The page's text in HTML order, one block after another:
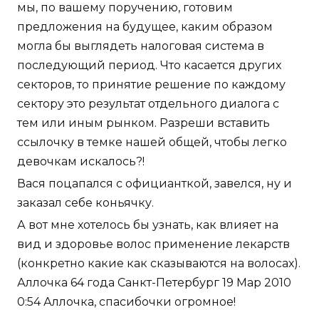
мы, по вашему поручению, готовим
предложения на будущее, каким образом
могла бы выглядеть налоговая система в
последующий период. Что касается других
секторов, то принятие решение по каждому
сектору это результат отдельного диалога с
тем или иным рынком. Разреши вставить
ссылочку в темке нашей общей, чтобы легко
девочкам искалось?!
Вася поцапался с официанткой, завелся, ну и
заказал себе коньячку.
А вот мне хотелось бы узнать, как влияет на
вид и здоровье волос применение лекарств
(конкретно какие как сказываются на волосах).
Аллочка 64 года Санкт-Петербург 19 Мар 2010
0:54 Аллочка, спасибочки огромное!